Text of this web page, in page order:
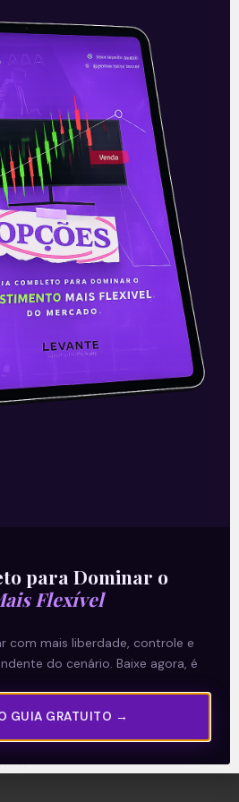
deixa
receosos
deixa investidores
generalizado de uma
econômica está criando
negativa nos mercados
cada novo dado
para Dominar o
Flexível
com mais liberdade, controle e
do cenário. Baixe agora, é
GUIA GRATUITO →